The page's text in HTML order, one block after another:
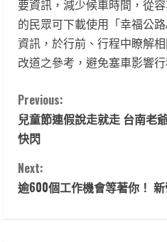
要資訊，減少候車時間，從
的民眾可下載使用「幸福公
資訊，於行前、行程中瞭解
改道之參考，避免塞車影響行
C
o
n
t
Previous:
兒童節連假說走就走 台南老
快閃
Next:
逾600個工作機會等著你！